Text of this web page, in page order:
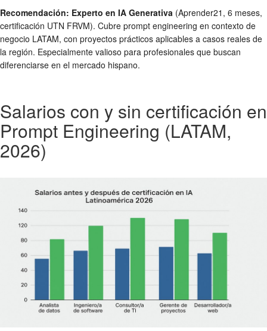
Recomendación: Experto en IA Generativa (Aprender21, 6 meses,
certificación UTN FRVM). Cubre prompt engineering en contexto de
negocio LATAM, con proyectos prácticos aplicables a casos reales de
la región. Especialmente valioso para profesionales que buscan
diferenciarse en el mercado hispano.
Salarios con y sin certificación en
Prompt Engineering (LATAM,
2026)